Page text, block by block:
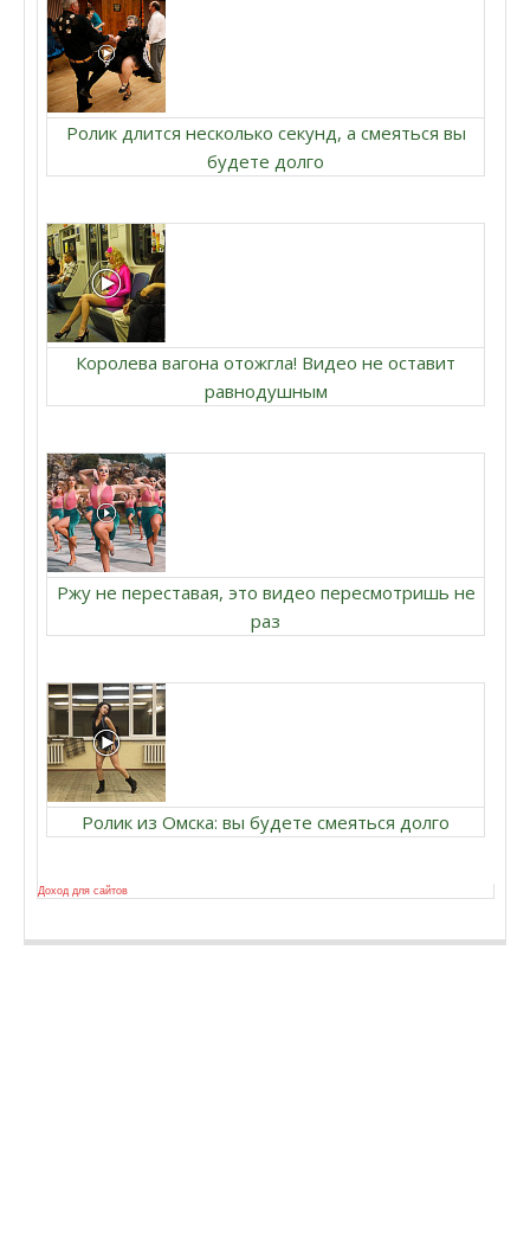
Ролик длится несколько секунд, а смеяться вы
будете долго
Королева вагона отожгла! Видео не оставит
равнодушным
Ржу не переставая, это видео пересмотришь не
раз
Ролик из Омска: вы будете смеяться долго
Доход для сайтов